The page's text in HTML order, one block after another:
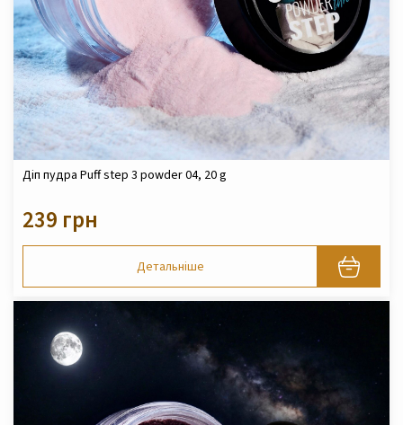
Діп пудра Puff step 3 powder 04, 20 g
239 грн
Детальніше